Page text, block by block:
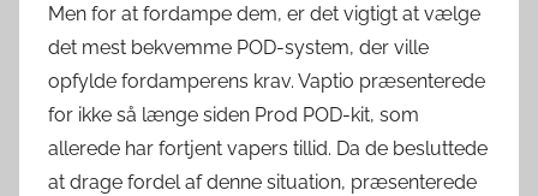
Men for at fordampe dem, er det vigtigt at vælge
det mest bekvemme POD-system, der ville
opfylde fordamperens krav. Vaptio præsenterede
for ikke så længe siden Prod POD-kit, som
allerede har fortjent vapers tillid. Da de besluttede
at drage fordel af denne situation, præsenterede